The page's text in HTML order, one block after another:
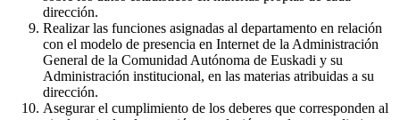
dirección.
Realizar las funciones asignadas al departamento en relación
con el modelo de presencia en Internet de la Administración
General de la Comunidad Autónoma de Euskadi y su
Administración institucional, en las materias atribuidas a su
dirección.
Asegurar el cumplimiento de los deberes que corresponden al